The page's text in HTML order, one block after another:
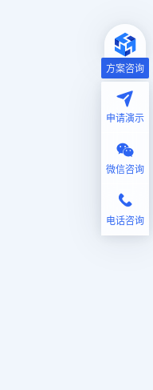
方案咨询
申请演示
微信咨询
电话咨询